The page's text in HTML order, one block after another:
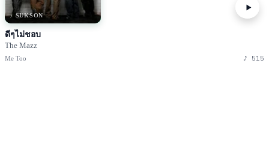
♪ SUKSON
ดีๆไม่ชอบ
The Mazz
Me Too ♪ 515